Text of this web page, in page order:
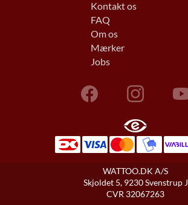
Kontakt os
FAQ
Om os
Mærker
Jobs
WATTOO.DK A/S
Skjoldet 5, 9230 Svenstrup J
CVR 32067263